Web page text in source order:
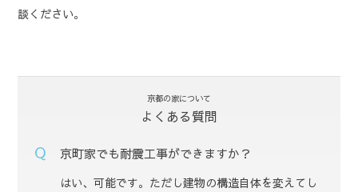
談ください。
京都の家について
よくある質問
京町家でも耐震工事ができますか？
はい、可能です。ただし建物の構造自体を変えてし